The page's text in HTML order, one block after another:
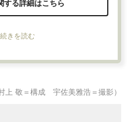
する詳細はこちら
きを読む
村上 敬＝構成 宇佐美雅浩＝撮影）